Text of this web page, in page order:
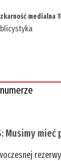
medialna
Musimy